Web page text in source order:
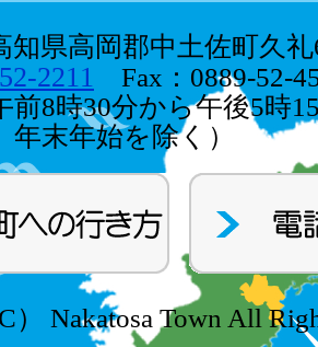
知県高岡郡中土佐町久礼
2211 Fax：0889-52-
前8時30分から午後5時
年末年始を除く）
） Nakatosa Town All